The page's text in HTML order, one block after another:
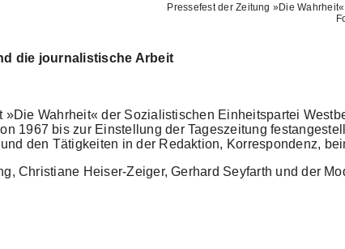
Pressefest der Zeitung »Die
die journalistische Arbeit
Wahrheit« der Sozialistischen Einheitspartei
1967 bis zur Einstellung der Tageszeitung
den Tätigkeiten in der Redaktion, Korrespondenz,
Christiane Heiser-Zeiger, Gerhard Seyfarth und der